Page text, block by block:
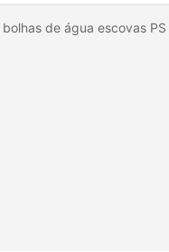
bolhas de água escovas